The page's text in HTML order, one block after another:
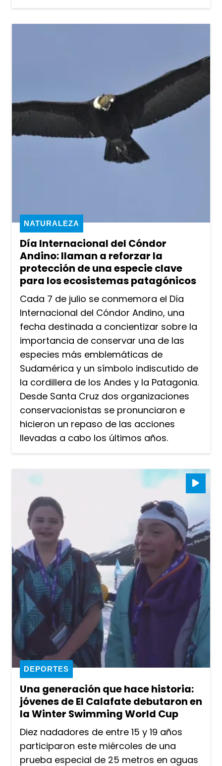
Día Internacional del Cóndor
Andino: llaman a reforzar la
protección de una especie clave
para los ecosistemas patagónicos
NATURALEZA
Cada 7 de julio se conmemora el Día
Internacional del Cóndor Andino, una
fecha destinada a concientizar sobre la
importancia de conservar una de las
especies más emblemáticas de
Sudamérica y un símbolo indiscutido de
la cordillera de los Andes y la Patagonia.
Desde Santa Cruz dos organizaciones
conservacionistas se pronunciaron e
hicieron un repaso de las acciones
llevadas a cabo los últimos años.
Una generación que hace historia:
jóvenes de El Calafate debutaron en
la Winter Swimming World Cup
DEPORTES
Diez nadadores de entre 15 y 19 años
participaron este miércoles de una
prueba especial de 25 metros en aguas